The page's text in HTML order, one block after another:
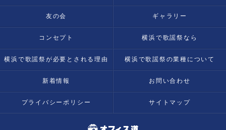
友の会 ギャラリー
コンセプト 横浜で歌謡祭なら
横浜で歌謡祭が必要とされる理由 横浜で歌謡祭の業種について
新着情報 お問い合わせ
プライバシーポリシー サイトマップ